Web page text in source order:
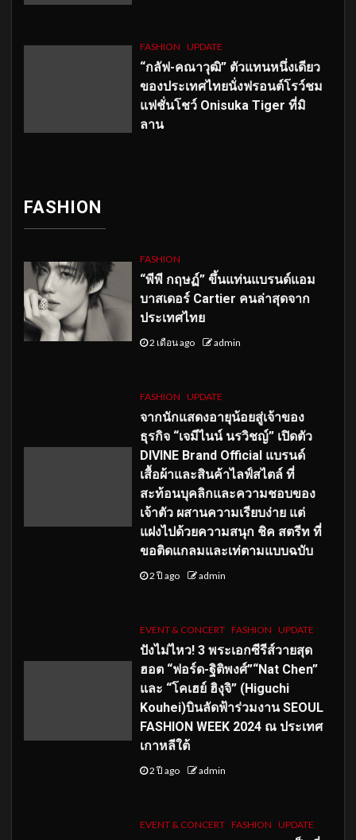
FASHION UPDATE
“กลัฟ-คณาวุฒิ” ตัวแทนหนึ่งเดียว
ของประเทศไทยนั่งฟรอนต์โรว์ชม
แฟชั่นโชว์ Onisuka Tiger ที่มิ
ลาน
FASHION
FASHION
“พีพี กฤษฏ์” ขึ้นแท่นแบรนด์แอม
บาสเดอร์ Cartier คนล่าสุดจาก
ประเทศไทย
2 เดือน ago admin
FASHION UPDATE
จากนักแสดงอายุน้อยสู่เจ้าของ
ธุรกิจ “เจมีไนน์ นรวิชญ์” เปิดตัว
DIVINE Brand Official แบรนด์
เสื้อผ้าและสินค้าไลฟ์สไตล์ ที่
สะท้อนบุคลิกและความชอบของ
เจ้าตัว ผสานความเรียบง่าย แต่
แฝงไปด้วยความสนุก ชิค สตรีท ที่
ขอติดแกลมและเท่ตามแบบฉบับ
2 ปี ago admin
EVENT & CONCERT FASHION UPDATE
ปังไม่ไหว! 3 พระเอกซีรีส์วายสุด
ฮอต “ฟอร์ด-ฐิติพงศ์”“Nat Chen”
และ “โคเฮย์ ฮิงุจิ” (Higuchi
Kouhei)บินลัดฟ้าร่วมงาน SEOUL
FASHION WEEK 2024 ณ ประเทศ
เกาหลีใต้
2 ปี ago admin
EVENT & CONCERT FASHION UPDATE